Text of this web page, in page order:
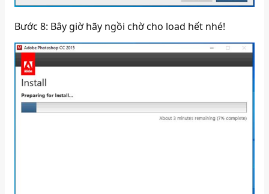
Bước 8: Bây giờ hãy ngồi chờ cho load hết nhé!